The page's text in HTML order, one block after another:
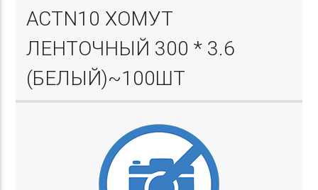
ACTN10 ХОМУТ
ЛЕНТОЧНЫЙ 300 * 3.6
(БЕЛЫЙ)~100ШТ